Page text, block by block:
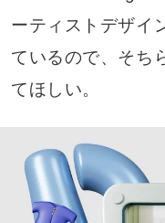
ーティストデザイ
ているので、そち
てほしい。